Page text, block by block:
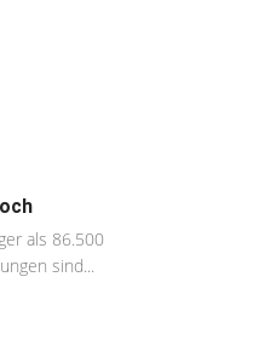
als 86.500
sind...